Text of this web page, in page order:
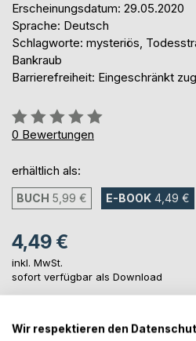
Erscheinungsdatum: 29.05.2020
Sprache: Deutsch
Schlagworte: mysteriös,
Bankraub
Barrierefreiheit: Eingeschränkt
Bewertung::
0%
0 Bewertungen
erhältlich als:
BUCH 5,99 € E-BOOK 4,49 €
4,49 €
inkl. MwSt.
sofort verfügbar als Download
IN DEN
Wir respektieren den